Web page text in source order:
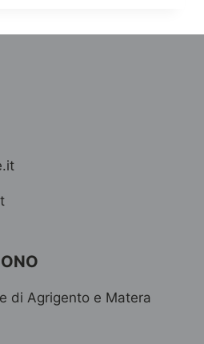
di Agrigento e Matera